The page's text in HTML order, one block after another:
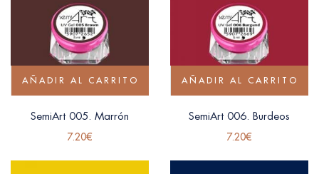
AÑADIR AL CARRITO
SemiArt 005. Marrón
7.20€
AÑADIR AL CARRITO
SemiArt 006. Burdeos
7.20€